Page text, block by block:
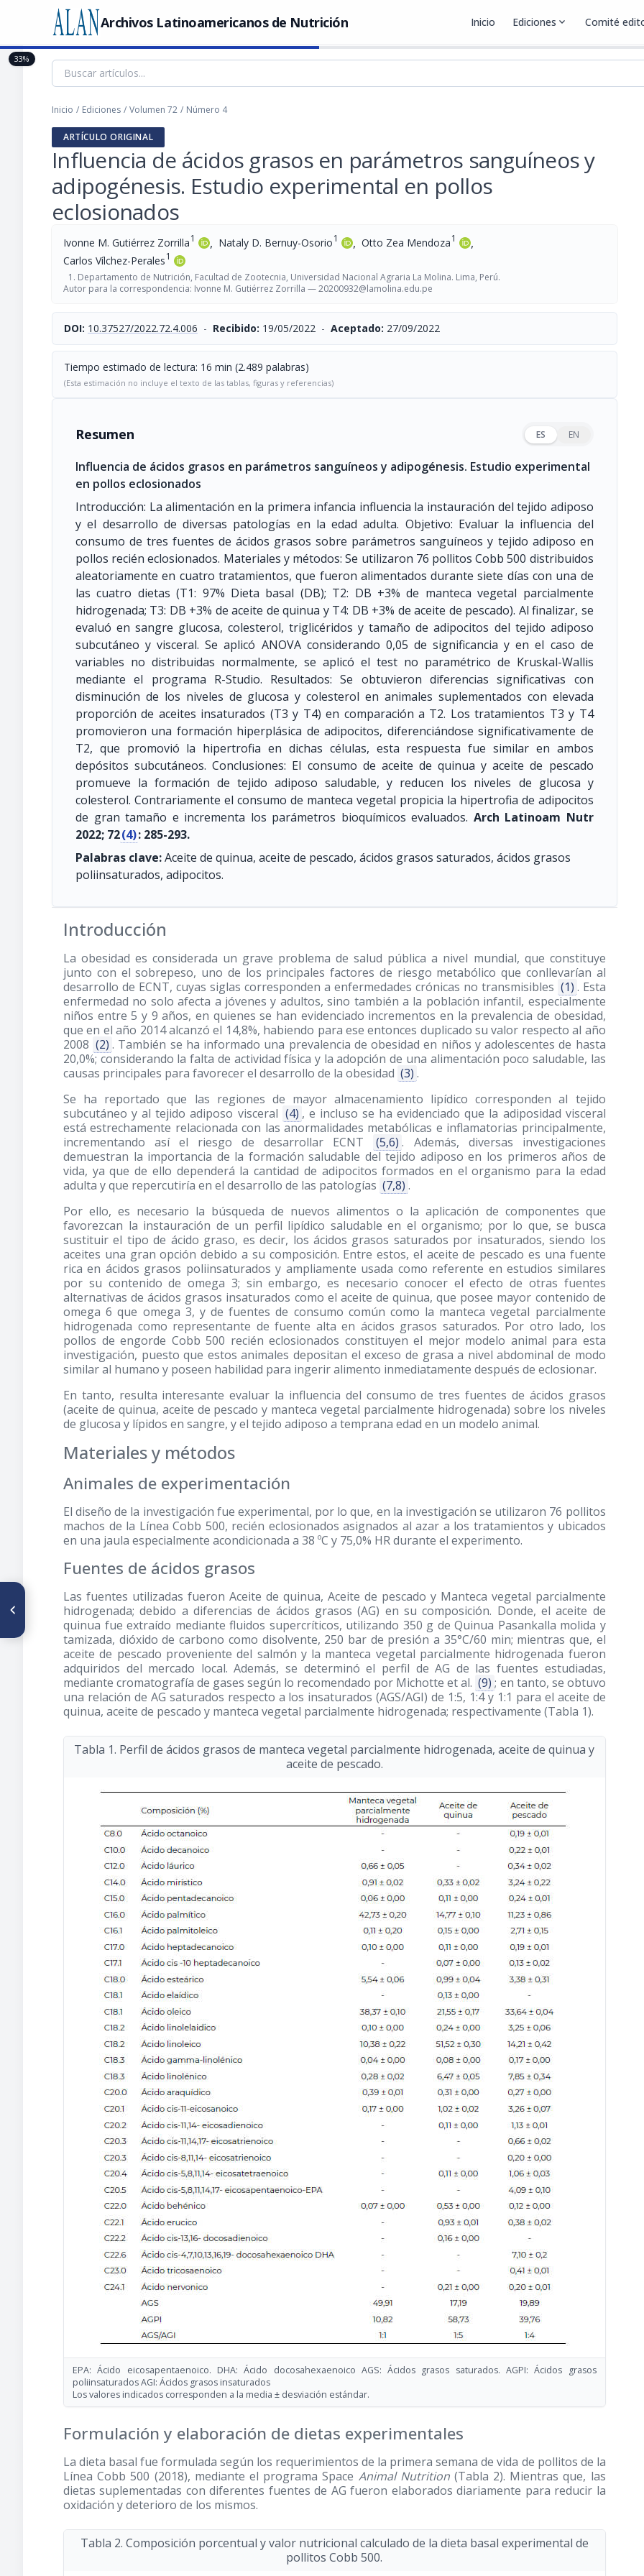
Archivos Latinoamericanos de Nutrición Inicio Ediciones expand_more Comité
Inicio / Ediciones / Volumen 72 / Número 4
ARTÍCULO ORIGINAL
Influencia de ácidos grasos en parámetros sanguíneos y
adipogénesis. Estudio experimental en pollos
eclosionados
Ivonne M. Gutiérrez Zorrilla1 , Nataly D. Bernuy-Osorio1 , Otto Zea Mendoza1 ,
Carlos Vílchez-Perales1
Departamento de Nutrición, Facultad de Zootecnia, Universidad Nacional Agraria La Molina. Lima, Perú.
Autor para la correspondencia: Ivonne M. Gutiérrez Zorrilla —20200932@lamolina.edu.pe
DOI: 10.37527/2022.72.4.006 - Recibido: 19/05/2022 - Aceptado: 27/09/2022
Tiempo estimado de lectura: 16 min (2.489 palabras)
(Esta estimación no incluye el texto de las tablas, figuras y referencias)
Resumen ES EN
Influencia de ácidos grasos en parámetros sanguíneos y adipogénesis. Estudio experimental
en pollos eclosionados
Introducción: La alimentación en la primera infancia influencia la instauración del tejido adiposo
y el desarrollo de diversas patologías en la edad adulta. Objetivo: Evaluar la influencia del
consumo de tres fuentes de ácidos grasos sobre parámetros sanguíneos y tejido adiposo en
pollos recién eclosionados. Materiales y métodos: Se utilizaron 76 pollitos Cobb 500 distribuidos
aleatoriamente en cuatro tratamientos, que fueron alimentados durante siete días con una de
las cuatro dietas (T1: 97% Dieta basal (DB); T2: DB +3% de manteca vegetal parcialmente
hidrogenada; T3: DB +3% de aceite de quinua y T4: DB +3% de aceite de pescado). Al finalizar, se
evaluó en sangre glucosa, colesterol, triglicéridos y tamaño de adipocitos del tejido adiposo
subcutáneo y visceral. Se aplicó ANOVA considerando 0,05 de significancia y en el caso de
variables no distribuidas normalmente, se aplicó el test no paramétrico de Kruskal-Wallis
mediante el programa R-Studio. Resultados: Se obtuvieron diferencias significativas con
disminución de los niveles de glucosa y colesterol en animales suplementados con elevada
proporción de aceites insaturados (T3 y T4) en comparación a T2. Los tratamientos T3 y T4
promovieron una formación hiperplásica de adipocitos, diferenciándose significativamente de
T2, que promovió la hipertrofia en dichas células, esta respuesta fue similar en ambos
depósitos subcutáneos. Conclusiones: El consumo de aceite de quinua y aceite de pescado
promueve la formación de tejido adiposo saludable, y reducen los niveles de glucosa y
colesterol. Contrariamente el consumo de manteca vegetal propicia la hipertrofia de adipocitos
de gran tamaño e incrementa los parámetros bioquímicos evaluados. Arch Latinoam Nutr
2022; 72(4): 285-293.
Palabras clave:Aceite de quinua, aceite de pescado, ácidos grasos saturados, ácidos grasos
poliinsaturados, adipocitos.
Introducción
La obesidad es considerada un grave problema de salud pública a nivel mundial, que constituye
junto con el sobrepeso, uno de los principales factores de riesgo metabólico que conllevarían al
desarrollo de ECNT, cuyas siglas corresponden a enfermedades crónicas no transmisibles (1) . Esta
enfermedad no solo afecta a jóvenes y adultos, sino también a la población infantil, especialmente
niños entre 5 y 9 años, en quienes se han evidenciado incrementos en la prevalencia de obesidad,
que en el año 2014 alcanzó el 14,8%, habiendo para ese entonces duplicado su valor respecto al año
2008 (2) . También se ha informado una prevalencia de obesidad en niños y adolescentes de hasta
20,0%; considerando la falta de actividad física y la adopción de una alimentación poco saludable, las
causas principales para favorecer el desarrollo de la obesidad (3) .
Se ha reportado que las regiones de mayor almacenamiento lipídico corresponden al tejido
subcutáneo y al tejido adiposo visceral (4) , e incluso se ha evidenciado que la adiposidad visceral
está estrechamente relacionada con las anormalidades metabólicas e inflamatorias principalmente,
incrementando así el riesgo de desarrollar ECNT
(5,6) . Además, diversas investigaciones
demuestran la importancia de la formación saludable del tejido adiposo en los primeros años de
vida, ya que de ello dependerá la cantidad de adipocitos formados en el organismo para la edad
adulta y que repercutiría en el desarrollo de las patologías (7,8) .
Por ello, es necesario la búsqueda de nuevos alimentos o la aplicación de componentes que
favorezcan la instauración de un perfil lipídico saludable en el organismo; por lo que, se busca
sustituir el tipo de ácido graso, es decir, los ácidos grasos saturados por insaturados, siendo los
aceites una gran opción debido a su composición. Entre estos, el aceite de pescado es una fuente
rica en ácidos grasos poliinsaturados y ampliamente usada como referente en estudios similares
por su contenido de omega 3; sin embargo, es necesario conocer el efecto de otras fuentes
alternativas de ácidos grasos insaturados como el aceite de quinua, que posee mayor contenido de
omega 6 que omega 3, y de fuentes de consumo común como la manteca vegetal parcialmente
hidrogenada como representante de fuente alta en ácidos grasos saturados. Por otro lado, los
pollos de engorde Cobb 500 recién eclosionados constituyen el mejor modelo animal para esta
investigación, puesto que estos animales depositan el exceso de grasa a nivel abdominal de modo
similar al humano y poseen habilidad para ingerir alimento inmediatamente después de eclosionar.
En tanto, resulta interesante evaluar la influencia del consumo de tres fuentes de ácidos grasos
(aceite de quinua, aceite de pescado y manteca vegetal parcialmente hidrogenada) sobre los niveles
de glucosa y lípidos en sangre, y el tejido adiposo a temprana edad en un modelo animal.
Materiales y métodos
Animales de experimentación
El diseño de la investigación fue experimental, por lo que, en la investigación se utilizaron 76 pollitos
machos de la Línea Cobb 500, recién eclosionados asignados al azar a los tratamientos y ubicados
en una jaula especialmente acondicionada a 38 ºC y 75,0% HR durante el experimento.
Fuentes de ácidos grasos
Las fuentes utilizadas fueron Aceite de quinua, Aceite de pescado y Manteca vegetal parcialmente
hidrogenada; debido a diferencias de ácidos grasos (AG) en su composición. Donde, el aceite de
quinua fue extraído mediante fluidos supercríticos, utilizando 350 g de Quinua Pasankalla molida y
tamizada, dióxido de carbono como disolvente, 250 bar de presión a 35°C/60 min; mientras que, el
aceite de pescado proveniente del salmón y la manteca vegetal parcialmente hidrogenada fueron
adquiridos del mercado local. Además, se determinó el perfil de AG de las fuentes estudiadas,
mediante cromatografía de gases según lo recomendado por Michotte et al. (9) ; en tanto, se obtuvo
una relación de AG saturados respecto a los insaturados (AGS/AGI) de 1:5, 1:4 y 1:1 para el aceite de
quinua, aceite de pescado y manteca vegetal parcialmente hidrogenada; respectivamente (Tabla 1).
Tabla 1. Perfil de ácidos grasos de manteca vegetal parcialmente hidrogenada, aceite de quinua y
aceite de pescado.
EPA: Ácido eicosapentaenoico. DHA: Ácido docosahexaenoico AGS: Ácidos grasos saturados. AGPI: Ácidos grasos
poliinsaturados AGI: Ácidos grasos insaturados
Los valores indicados corresponden a la media ± desviación estándar.
Formulación y elaboración de dietas experimentales
La dieta basal fue formulada según los requerimientos de la primera semana de vida de pollitos de la
Línea Cobb 500 (2018), mediante el programa Space Animal Nutrition(Tabla 2). Mientras que, las
dietas suplementadas con diferentes fuentes de AG fueron elaborados diariamente para reducir la
oxidación y deterioro de los mismos.
Tabla 2. Composición porcentual y valor nutricional calculado de la dieta basal experimental de
pollitos Cobb 500.
33%
ARTÍCULO ANTERIOR
Food insecurity and
malnutrition in older adults
from the Family Health
Strategy in the Northeast of